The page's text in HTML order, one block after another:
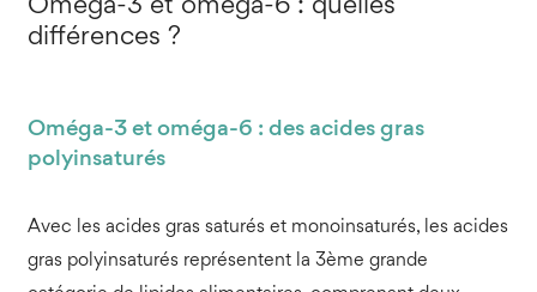
Oméga-3 et oméga-6 : quelles
différences ?
Oméga-3 et oméga-6 : des acides gras
polyinsaturés
Avec les acides gras saturés et monoinsaturés, les acides
gras polyinsaturés représentent la 3ème grande